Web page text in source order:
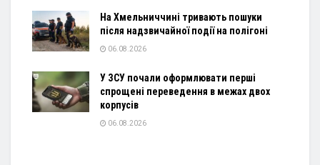
На Хмельниччині тривають пошуки
після надзвичайної події на полігоні
06.08.2026
У ЗСУ почали оформлювати перші
спрощені переведення в межах двох
корпусів
06.08.2026